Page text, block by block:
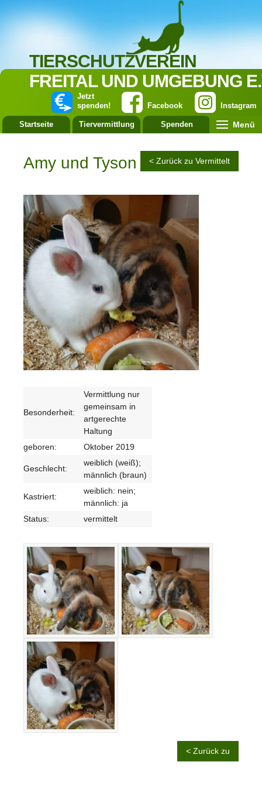
TIERSCHUTZVEREIN
FREITAL UND UMGEBUNG
Instagram
Facebook
Jetzt
spenden!
Startseite Tiervermittlung Spenden Menü
Amy und Tyson < Zurück zu Vermittelt
Besonderheit:
Vermittlung nur
gemeinsam in
artgerechte
Haltung
geboren:
Oktober 2019
Geschlecht:
weiblich (weiß);
männlich (braun)
Kastriert:
weiblich: nein;
männlich: ja
Status:
vermittelt
< Zurück zu